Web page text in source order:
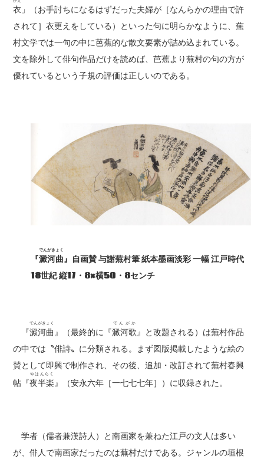
衣」（お手討ちになるはずだった夫婦が［なんらかの理由で許
されて］衣更えをしている）といった句に明らかなように、蕪
村文学では一句の中に芭蕉的な散文要素が詰め込まれている。
文を除外して俳句作品だけを読めば、芭蕉より蕪村の句の方が
優れているという子規の評価は正しいのである。
『澱河曲
でんがきょく
』自画賛 与謝蕪村筆 紙本墨画淡彩 一幅 江戸時代
18世紀 縦17・8×横50・8センチ
『澱河曲
でんがきょく
』（最終的に『澱河歌
でんがか
』と改題される）は蕪村作品
の中では〝俳詩〟に分類される。まず図版掲載したような絵の
賛として即興で制作され、その後、追加・改訂されて蕪村春興
帖『夜半楽
やはんらく
』（安永六年［一七七七年］）に収録された。
学者（儒者兼漢詩人）と南画家を兼ねた江戸の文人は多い
が、俳人で南画家だったのは蕪村だけである。ジャンルの垣根